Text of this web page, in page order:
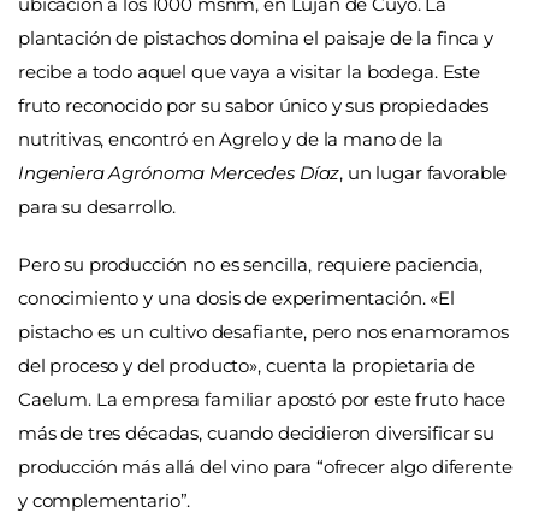
plantación de pistachos domina el paisaje de la finca y
recibe a todo aquel que vaya a visitar la bodega. Este
fruto reconocido por su sabor único y sus propiedades
nutritivas, encontró en Agrelo y de la mano de la
Ingeniera Agrónoma Mercedes Díaz, un lugar favorable
para su desarrollo.
Pero su producción no es sencilla, requiere paciencia,
conocimiento y una dosis de experimentación. «El
pistacho es un cultivo desafiante, pero nos enamoramos
del proceso y del producto», cuenta la propietaria de
Caelum. La empresa familiar apostó por este fruto hace
más de tres décadas, cuando decidieron diversificar su
producción más allá del vino para “ofrecer algo diferente
y complementario”.